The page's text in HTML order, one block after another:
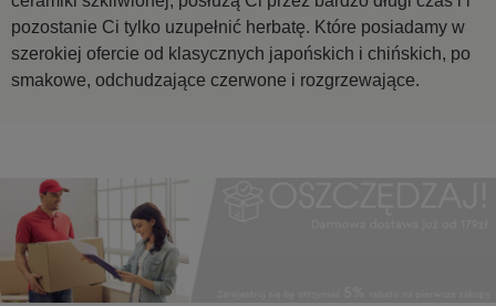
pozostanie Ci tylko uzupełnić herbatę. Które posiadamy w
szerokiej ofercie od klasycznych japońskich i chińskich, po
smakowe, odchudzające czerwone i rozgrzewające.